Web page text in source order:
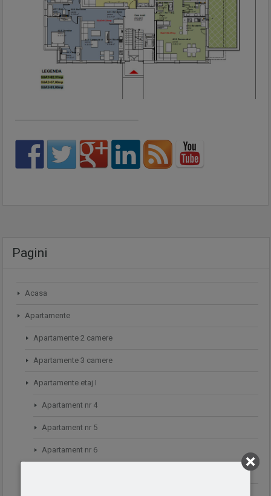
——————————————–
Pagini
Acasa
Apartamente
Apartamente 2 camere
Apartamente 3 camere
Apartamente etaj I
Apartament nr 4
Apartament nr 5
Apartament nr 6